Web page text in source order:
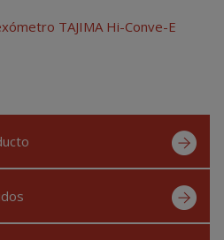
TAJIMA Hi-Conve-E